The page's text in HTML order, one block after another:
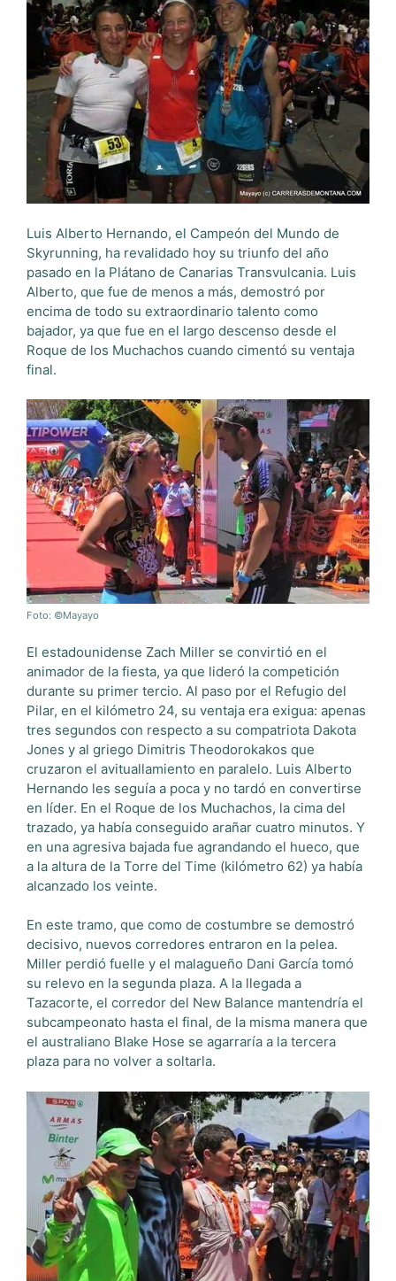
Luis Alberto Hernando, el Campeón del Mundo de
Skyrunning, ha revalidado hoy su triunfo del año
pasado en la Plátano de Canarias Transvulcania. Luis
Alberto, que fue de menos a más, demostró por
encima de todo su extraordinario talento como
bajador, ya que fue en el largo descenso desde el
Roque de los Muchachos cuando cimentó su ventaja
final.
Foto: ©Mayayo
El estadounidense Zach Miller se convirtió en el
animador de la fiesta, ya que lideró la competición
durante su primer tercio. Al paso por el Refugio del
Pilar, en el kilómetro 24, su ventaja era exigua: apenas
tres segundos con respecto a su compatriota Dakota
Jones y al griego Dimitris Theodorokakos que
cruzaron el avituallamiento en paralelo. Luis Alberto
Hernando les seguía a poca y no tardó en convertirse
en líder. En el Roque de los Muchachos, la cima del
trazado, ya había conseguido arañar cuatro minutos. Y
en una agresiva bajada fue agrandando el hueco, que
a la altura de la Torre del Time (kilómetro 62) ya había
alcanzado los veinte.
En este tramo, que como de costumbre se demostró
decisivo, nuevos corredores entraron en la pelea.
Miller perdió fuelle y el malagueño Dani García tomó
su relevo en la segunda plaza. A la llegada a
Tazacorte, el corredor del New Balance mantendría el
subcampeonato hasta el final, de la misma manera que
el australiano Blake Hose se agarraría a la tercera
plaza para no volver a soltarla.